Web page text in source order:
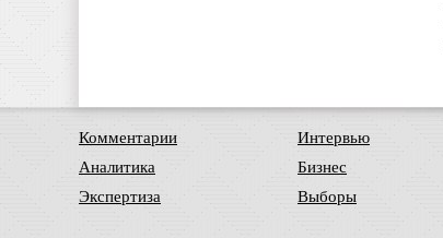
Комментарии
Аналитика
Экспертиза
Интервью
Бизнес
Выборы